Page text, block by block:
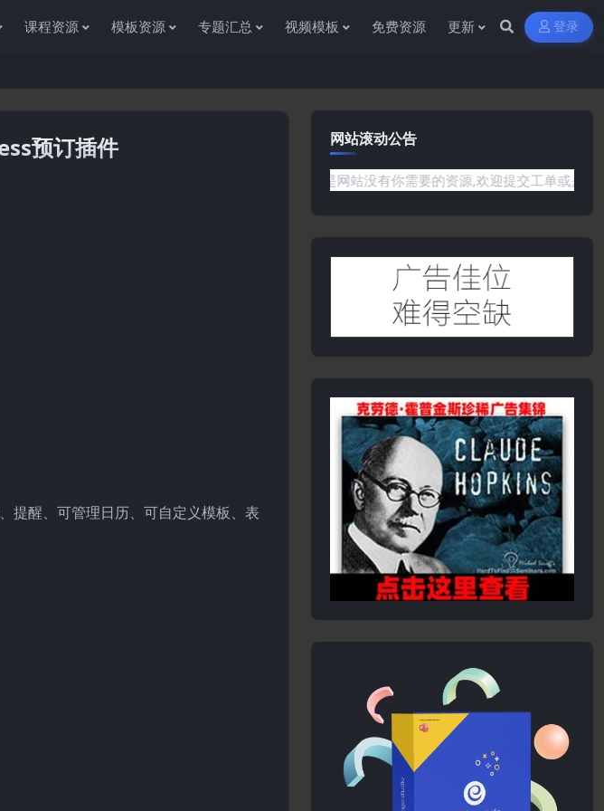
课程资源 模板资源 专题汇总 视频模板 免费资源 更新 登录
预订插件
醒、可管理日历、可自定义模板、表
网站滚动公告
货铺获取各种信息资源!如果遇到任何问题或是网站没有你需要的资源,欢迎提交工单或是添加客服微